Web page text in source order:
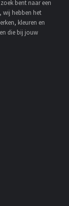
bent naar een
wij hebben het
kleuren en
die bij jouw